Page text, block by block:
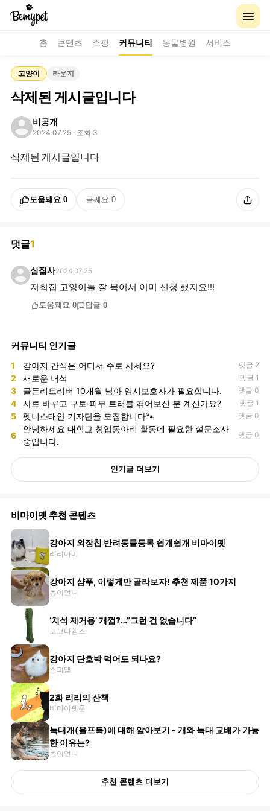
홈 콘텐츠 쇼핑 커뮤니티 동물병원 서비스
고양이 라운지
삭제된 게시글입니다
비공개
2024.07.25 · 조회 3
삭제된 게시글입니다
도움돼요 0 글쎄요 0
댓글1
심집사2024.07.25
저희집 고양이들 잘 목어서 이미 신청 했지요!!!
도움돼요 0 답글 0
커뮤니티 인기글
1 강아지 간식은 어디서 주로 사세요? 댓글 2
2 새로운 녀석 댓글 1
3 골든리트리버 10개월 남아 임시보호자가 필요합니다. 댓글 0
4 사료 바꾸고 구토·피부 트러블 겪어보신 분 계신가요? 댓글 1
5 펫니스태안 기자단을 모집합니다🐾 댓글 0
6
안녕하세요 대학교 창업동아리 활동에 필요한 설문조사
중입니다.
댓글 0
인기글 더보기
비마이펫 추천 콘텐츠
강아지 외장칩 반려동물등록 쉽개쉽개 비마이펫
리리마미
강아지 샴푸, 이렇게만 골라보자! 추천 제품 10가지
몽이언니
‘치석 제거용’ 개껌?…”그런 건 없습니다”
코코타임즈
강아지 단호박 먹어도 되나요?
스피댇
2화 리리의 산책
비마이펫툰
늑대개(울프독)에 대해 알아보기 - 개와 늑대 교배가 가능
한 이유는?
몽이언니
추천 콘텐츠 더보기